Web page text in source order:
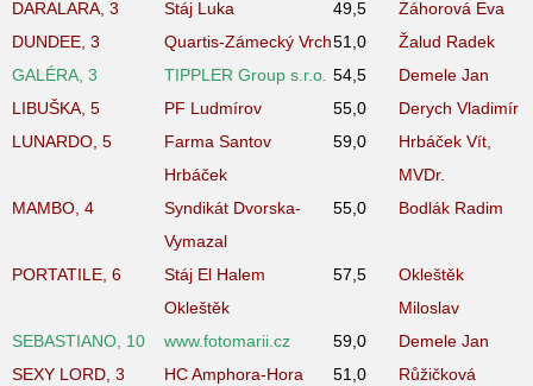
DARALARA, 3
Stáj Luka 49,5
Záhorová Eva
DUNDEE, 3
Quartis-Zámecký Vrch51,0
Žalud Radek
GALÉRA, 3
TIPPLER Group s.r.o. 54,5
Demele Jan
LIBUŠKA, 5
PF Ludmírov 55,0
Derych Vladimír
LUNARDO, 5
Farma Santov
Hrbáček
59,0
Hrbáček Vít,
MVDr.
MAMBO, 4
Syndikát Dvorska-
Vymazal
55,0 Bodlák Radim
PORTATILE, 6
Stáj El Halem
Okleštěk
57,5
Okleštěk
Miloslav
SEBASTIANO, 10
www.fotomarii.cz 59,0
Demele Jan
SEXY LORD, 3
HC Amphora-Hora 51,0
Růžičková